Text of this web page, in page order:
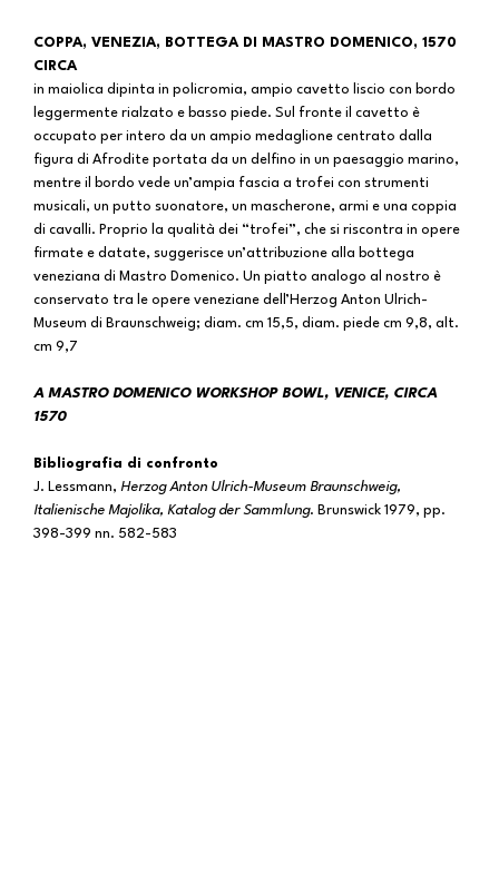
COPPA, VENEZIA, BOTTEGA DI MASTRO DOMENICO, 1570
CIRCA
in maiolica dipinta in policromia, ampio cavetto liscio con bordo
leggermente rialzato e basso piede. Sul fronte il cavetto è
occupato per intero da un ampio medaglione centrato dalla
figura di Afrodite portata da un delfino in un paesaggio marino,
mentre il bordo vede un’ampia fascia a trofei con strumenti
musicali, un putto suonatore, un mascherone, armi e una coppia
di cavalli. Proprio la qualità dei “trofei”, che si riscontra in opere
firmate e datate, suggerisce un’attribuzione alla bottega
veneziana di Mastro Domenico. Un piatto analogo al nostro è
conservato tra le opere veneziane dell’Herzog Anton Ulrich-
Museum di Braunschweig; diam. cm 15,5, diam. piede cm 9,8, alt.
cm 9,7
A MASTRO DOMENICO WORKSHOP BOWL, VENICE, CIRCA
1570
Bibliografia di confronto
J. Lessmann, Herzog Anton Ulrich-Museum Braunschweig,
Italienische Majolika, Katalog der Sammlung. Brunswick 1979, pp.
398-399 nn. 582-583